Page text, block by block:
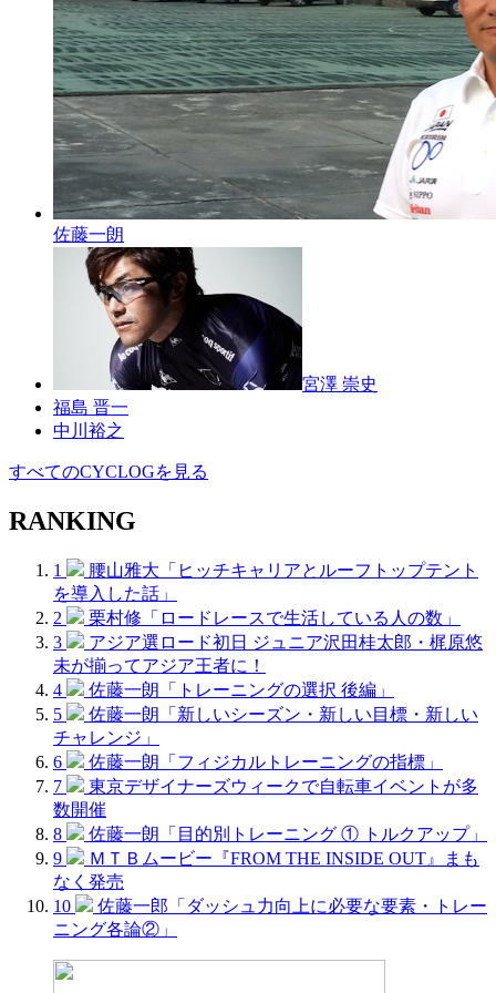
佐藤一朗
宮澤 崇史
福島 晋一
中川裕之
すべてのCYCLOGを見る
RANKING
1
腰山雅大「ヒッチキャリアとルーフトップテント
を導入した話」
2
栗村修「ロードレースで生活している人の数」
3
アジア選ロード初日 ジュニア沢田桂太郎・梶原悠
未が揃ってアジア王者に！
4
佐藤一朗「トレーニングの選択 後編」
5
佐藤一朗「新しいシーズン・新しい目標・新しい
チャレンジ」
6
佐藤一朗「フィジカルトレーニングの指標」
7
東京デザイナーズウィークで自転車イベントが多
数開催
8
佐藤一朗「目的別トレーニング ① トルクアップ」
9
ＭＴＢムービー『FROM THE INSIDE OUT』まも
なく発売
10
佐藤一郎「ダッシュ力向上に必要な要素・トレー
ニング各論②」